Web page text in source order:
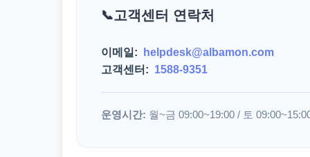
고객센터 연락처
이메일:
helpdesk@albamon.com
고객센터: 1588-9351
운영시간: 월~금 09:00~19:00 / 토